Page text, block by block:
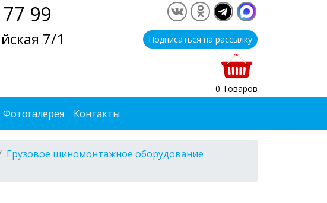
99
7/1 Подписаться на рассылку
0 Товаров
Фотогалерея Контакты
Грузовое шиномонтажное оборудование